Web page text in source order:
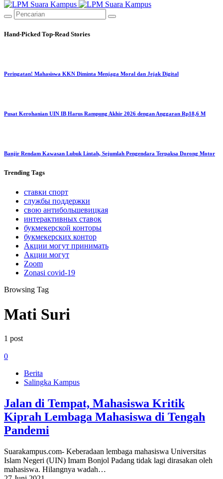
Hand-Picked Top-Read Stories
Peringatan! Mahasiswa KKN Diminta Menjaga Moral dan Jejak Digital
Pusat Kerohanian UIN IB Harus Rampung Akhir 2026 dengan Anggaran Rp18,6 M
Banjir Rendam Kawasan Lubuk Lintah, Sejumlah Pengendara Terpaksa Dorong Motor
Trending Tags
ставки спорт
службы поддержки
свою антибольшевицкая
интерактивных ставок
букмекерской конторы
букмекерских контор
Акции могут принимать
Акции могут
Zoom
Zonasi covid-19
Browsing Tag
Mati Suri
1 post
0
Berita
Salingka Kampus
Jalan di Tempat, Mahasiswa Kritik
Kiprah Lembaga Mahasiswa di Tengah
Pandemi
Suarakampus.com- Keberadaan lembaga mahasiswa Universitas
Islam Negeri (UIN) Imam Bonjol Padang tidak lagi dirasakan oleh
mahasiswa. Hilangnya wadah…